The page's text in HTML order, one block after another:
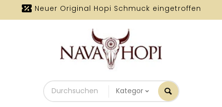
Neuer Original Hopi Schmuck eingetroffen
Durchsuchen
Sie
unseren